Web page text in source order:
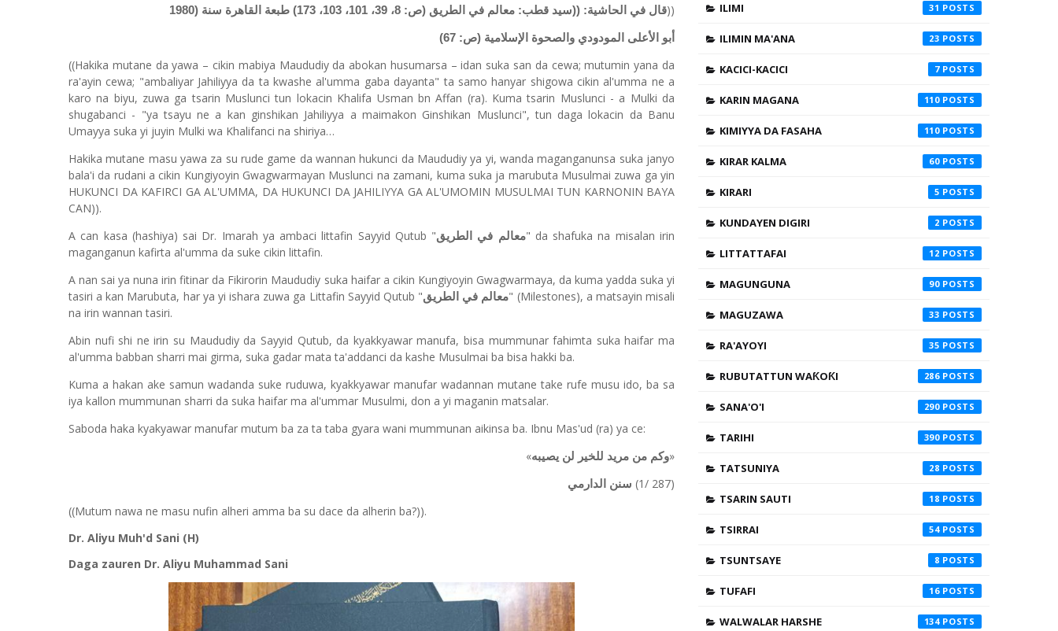
قال في الحاشية: ((سيد قطب: معالم في الطريق (ص: 8، 39، 101، 103، 173) طبعة القاهرة سنة (1980))
أبو الأعلى المودودي والصحوة الإسلامية (ص: 67)
((Hakika mutane da yawa – cikin mabiya Maududiy da abokan husumarsa – idan suka san da cewa; mutumin yana da
ra'ayin cewa; "ambaliyar Jahiliyya da ta kwashe al'umma gaba dayanta" ta samo hanyar shigowa cikin al'umma ne a
karo na biyu, zuwa ga tsarin Muslunci tun lokacin Khalifa Usman bn Affan (ra). Kuma tsarin Muslunci - a Mulki da
shugabanci - "ya tsayu ne a kan ginshikan Jahiliyya a maimakon Ginshikan Muslunci", tun daga lokacin da Banu
Umayya suka yi juyin Mulki wa Khalifanci na shiriya…
Hakika mutane masu yawa za su rude game da wannan hukunci da Maududiy ya yi, wanda maganganunsa suka janyo
bala'i da rudani a cikin Kungiyoyin Gwagwarmayan Muslunci na zamani, kuma suka ja marubuta Musulmai zuwa ga yin
HUKUNCI DA KAFIRCI GA AL'UMMA, DA HUKUNCI DA JAHILIYYA GA AL'UMOMIN MUSULMAI TUN KARNONIN BAYA
CAN)).
A can kasa (hashiya) sai Dr. Imarah ya ambaci littafin Sayyid Qutub "معالم في الطريق" da shafuka na misalan irin
maganganun kafirta al'umma da suke cikin littafin.
A nan sai ya nuna irin fitinar da Fikirorin Maududiy suka haifar a cikin Kungiyoyin Gwagwarmaya, da kuma yadda suka yi
tasiri a kan Marubuta, har ya yi ishara zuwa ga Littafin Sayyid Qutub "معالم في الطريق" (Milestones), a matsayin misali
na irin wannan tasiri.
Abin nufi shi ne irin su Maududiy da Sayyid Qutub, da kyakkyawar manufa, bisa mummunar fahimta suka haifar ma
al'umma babban sharri mai girma, suka gadar mata ta'addanci da kashe Musulmai ba bisa hakki ba.
Kuma a hakan ake samun wadanda suke ruduwa, kyakkyawar manufar wadannan mutane take rufe musu ido, ba sa
iya kallon mummunan sharri da suka haifar ma al'ummar Musulmi, don a yi maganin matsalar.
Saboda haka kyakyawar manufar mutum ba za ta taba gyara wani mummunan aikinsa ba. Ibnu Mas'ud (ra) ya ce:
«وكم من مريد للخير لن يصيبه»
سنن الدارمي (1/ 287)
((Mutum nawa ne masu nufin alheri amma ba su dace da alherin ba?)).
Dr. Aliyu Muh'd Sani (H)
Daga zauren Dr. Aliyu Muhammad Sani
ILIMI 31
ILIMIN MA'ANA 23
KACICI-KACICI 7
KARIN MAGANA 110
KIMIYYA DA FASAHA 110
KIRAR KALMA 60
KIRARI 5
KUNDAYEN DIGIRI 2
LITTATTAFAI 12
MAGUNGUNA 90
MAGUZAWA 33
RA'AYOYI 35
RUBUTATTUN WAƘOƘI 286
SANA'O'I 290
TARIHI 390
TATSUNIYA 28
TSARIN SAUTI 18
TSIRRAI 54
TSUNTSAYE 8
TUFAFI 16
WALWALAR HARSHE 134